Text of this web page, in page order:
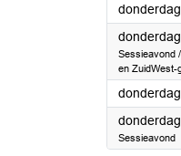
Sessieavond
en ZuidWest-
Sessieavond